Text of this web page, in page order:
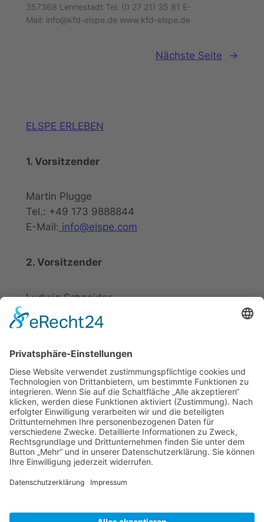
357368 Lennestadt Tel. (0 27 21) 35 81 E-
Mail: info@kfd-elspe.de www.kfd-elspe.de
Nächste Seite →
ELSPE ERLEBEN
1. Vorsitzender
Martin Plugge
Tel.: +49 173 9888844
E-Mail: info@elspe.com
2. Vorsitzender
Ludwig Schneider
Tel.: +49 2721 20800
E-Mail:info@elspe.com
Kontakt
Arbeitsgemeinschaft für
örtliche Belange e. V.
ARGE Elspe
Quellengrund 6
Datenschutzerklärung
Impressum
Kontakt
Download